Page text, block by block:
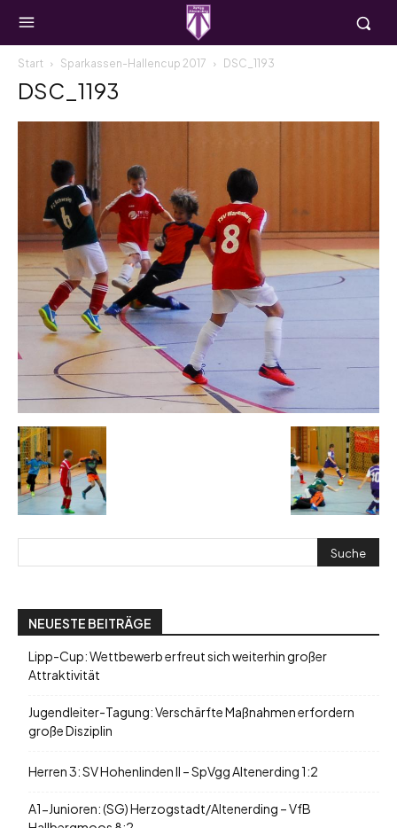
Start Sparkassen-Hallencup 2017 DSC_1193
DSC_1193
NEUESTE BEITRÄGE
Lipp-Cup: Wettbewerb erfreut sich weiterhin großer
Attraktivität
Jugendleiter-Tagung: Verschärfte Maßnahmen erfordern
große Disziplin
Herren 3: SV Hohenlinden II – SpVgg Altenerding 1:2
A1-Junioren: (SG) Herzogstadt/Altenerding – VfB